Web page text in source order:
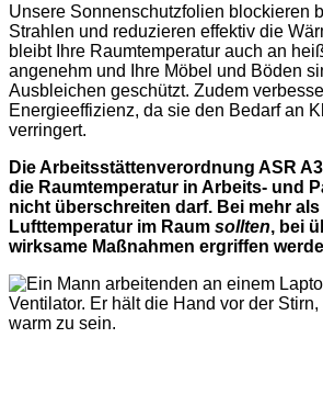
Unsere Sonnenschutzfolien blockieren
Strahlen und reduzieren effektiv die
bleibt Ihre Raumtemperatur auch an
angenehm und Ihre Möbel und Böden
Ausbleichen geschützt. Zudem
Energieeffizienz, da sie den Bedarf an
verringert.
Die Arbeitsstättenverordnung ASR
die Raumtemperatur in Arbeits- und
nicht überschreiten darf. Bei mehr als
Lufttemperatur im Raum sollten, bei
wirksame Maßnahmen ergriffen